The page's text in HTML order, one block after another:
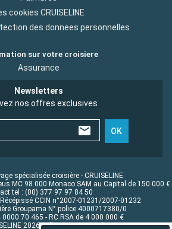
cookies CRUISELINE
des donnees personnelles
sur votre croisiere
Assurance
Newsletters
nos offres exclusives
OK
spécialisée croisière - CRUISELINE
MC 98 000 Monaco SAM au Capital de 150 000 €
tel : (00) 377 97 97 84 50
Récépissé CCIN n°2007-01231/2007-01232
Groupama N° police 4000717380/0
0000 70 465 - RC RSA de 4 000 000 €
2026 - all rights reserved